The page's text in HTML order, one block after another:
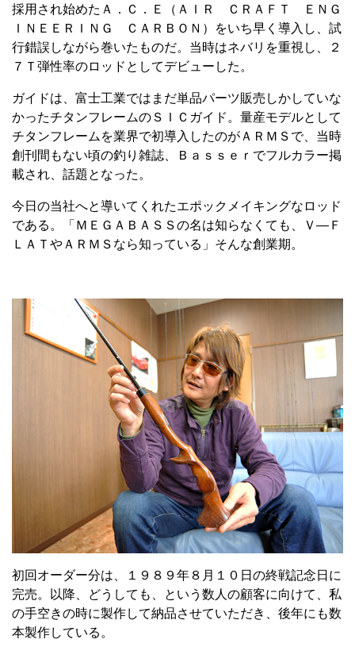
採用され始めたＡ．Ｃ．Ｅ（ＡＩＲ ＣＲＡＦＴ ＥＮＧ
ＩＮＥＥＲＩＮＧ ＣＡＲＢＯＮ）をいち早く導入し、試
行錯誤しながら巻いたものだ。当時はネバリを重視し、２
７Ｔ弾性率のロッドとしてデビューした。
ガイドは、富士工業ではまだ単品パーツ販売しかしていな
かったチタンフレームのＳＩＣガイド。量産モデルとして
チタンフレームを業界で初導入したのがＡＲＭＳで、当時
創刊間もない頃の釣り雑誌、Ｂａｓｓｅｒでフルカラー掲
載され、話題となった。
今日の当社へと導いてくれたエポックメイキングなロッド
である。「ＭＥＧＡＢＡＳＳの名は知らなくても、Ｖ―Ｆ
ＬＡＴやＡＲＭＳなら知っている」そんな創業期。
初回オーダー分は、１９８９年８月１０日の終戦記念日に
完売。以降、どうしても、という数人の顧客に向けて、私
の手空きの時に製作して納品させていただき、後年にも数
本製作している。